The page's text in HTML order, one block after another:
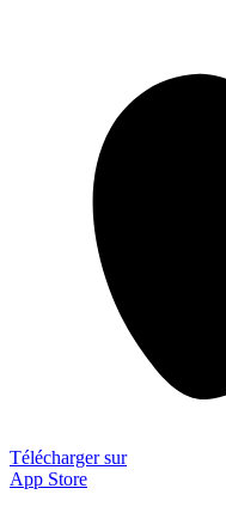
Télécharger sur
App Store